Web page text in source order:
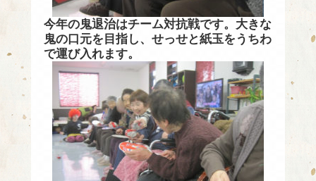
今年の鬼退治はチーム対抗戦です。大きな
鬼の口元を目指し、せっせと紙玉をうちわ
で運び入れます。